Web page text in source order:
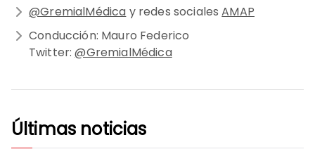
@GremialMédica y redes socialesAMAP
Conducción: Mauro Federico
Twitter:@GremialMédica
Últimas noticias